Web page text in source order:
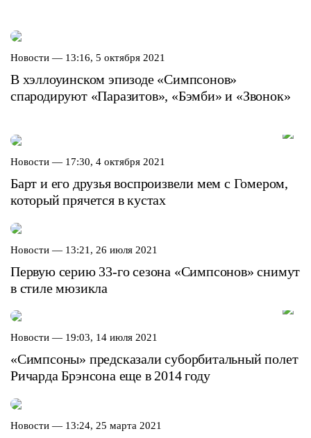
Новости — 13:16, 5 октября 2021
В хэллоуинском эпизоде «Симпсонов»
спародируют «Паразитов», «Бэмби» и «Звонок»
Новости — 17:30, 4 октября 2021
Барт и его друзья воспроизвели мем с Гомером,
который прячется в кустах
Новости — 13:21, 26 июля 2021
Первую серию 33-го сезона «Симпсонов» снимут
в стиле мюзикла
Новости — 19:03, 14 июля 2021
«Симпсоны» предсказали суборбитальный полет
Ричарда Брэнсона еще в 2014 году
Новости — 13:24, 25 марта 2021